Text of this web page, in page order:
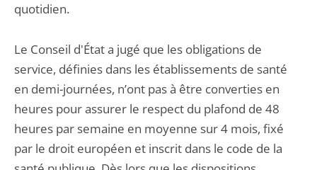
quotidien.
Le Conseil d'État a jugé que les obligations de
service, définies dans les établissements de santé
en demi-journées, n’ont pas à être converties en
heures pour assurer le respect du plafond de 48
heures par semaine en moyenne sur 4 mois, fixé
par le droit européen et inscrit dans le code de la